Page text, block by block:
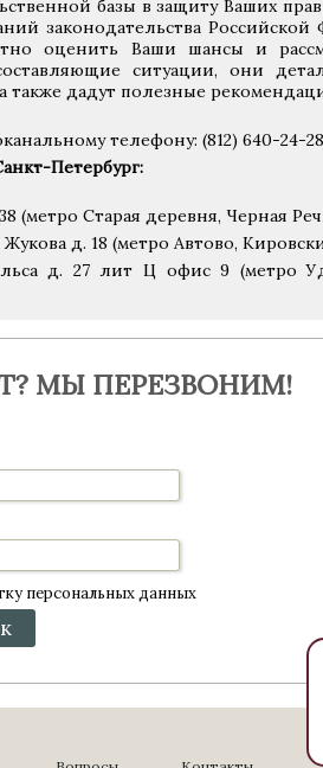
базы в защиту Ваших
законодательства
оценить Ваши шансы и
ситуации, они
также дадут полезные
телефону: (812) 640-24-28
Петербург:
(метро Старая деревня, Черная
д. 18 (метро Автово,
д. 27 лит Ц офис 9 (метро
МЫ ПЕРЕЗВОНИМ!
персональных данных